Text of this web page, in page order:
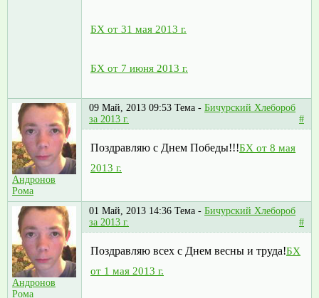
БХ от 31 мая 2013 г.
БХ от 7 июня 2013 г.
Андронов
Рома
09 Май, 2013 09:53 Тема - Бичурский Хлебороб
за 2013 г.
#
Поздравляю с Днем Победы!!!БХ от 8 мая
2013 г.
Андронов
Рома
01 Май, 2013 14:36 Тема - Бичурский Хлебороб
за 2013 г.
#
Поздравляю всех с Днем весны и труда!БХ
от 1 мая 2013 г.